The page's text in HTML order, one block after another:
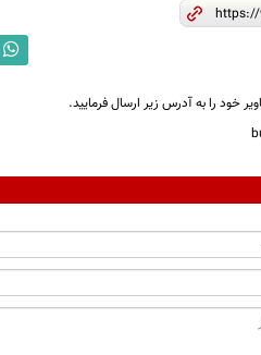
خود را به آدرس زیر ارسال فرمایید.